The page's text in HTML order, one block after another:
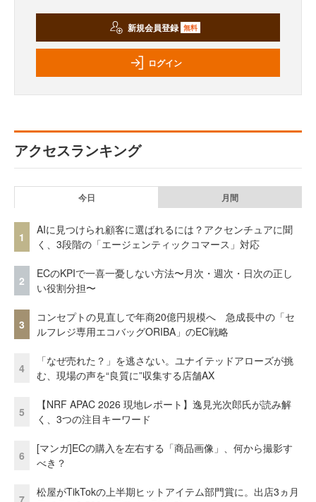
新規会員登録 無料
ログイン
アクセスランキング
今日 月間
1
AIに見つけられ顧客に選ばれるには？アクセンチュアに聞
く、3段階の「エージェンティックコマース」対応
2
ECのKPIで一喜一憂しない方法〜月次・週次・日次の正し
い役割分担〜
3
コンセプトの見直しで年商20億円規模へ 急成長中の「セ
ルフレジ専用エコバッグORIBA」のEC戦略
4
「なぜ売れた？」を逃さない。ユナイテッドアローズが挑
む、現場の声を“良質に”収集する店舗AX
5
【NRF APAC 2026 現地レポート】逸見光次郎氏が読み解
く、3つの注目キーワード
6
[マンガ]ECの購入を左右する「商品画像」、何から撮影す
べき？
7
松屋がTikTokの上半期ヒットアイテム部門賞に。出店3ヵ月